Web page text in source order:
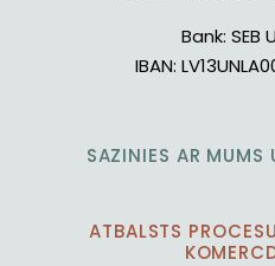
Bank: SEB
IBAN:
SAZINIES AR MUMS
ATBALSTS